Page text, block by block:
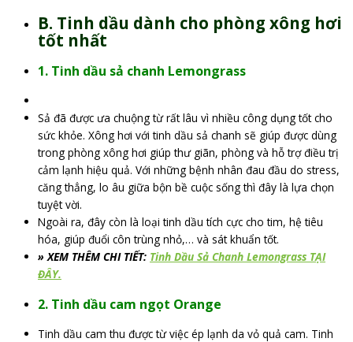
B. Tinh dầu dành cho phòng xông hơi
tốt nhất
1. Tinh dầu sả chanh Lemongrass
Sả đã được ưa chuộng từ rất lâu vì nhiều công dụng tốt cho
sức khỏe. Xông hơi với tinh dầu sả chanh sẽ giúp được dùng
trong phòng xông hơi giúp thư giãn, phòng và hỗ trợ điều trị
cảm lạnh hiệu quả. Với những bệnh nhân đau đầu do stress,
căng thẳng, lo âu giữa bộn bề cuộc sống thì đây là lựa chọn
tuyệt vời.
Ngoài ra, đây còn là loại tinh dầu tích cực cho tim, hệ tiêu
hóa, giúp đuổi côn trùng nhỏ,… và sát khuẩn tốt.
» XEM THÊM CHI TIẾT: Tinh Dầu Sả Chanh Lemongrass TẠI
ĐÂY.
2. Tinh dầu cam ngọt Orange
Tinh dầu cam thu được từ việc ép lạnh da vỏ quả cam. Tinh